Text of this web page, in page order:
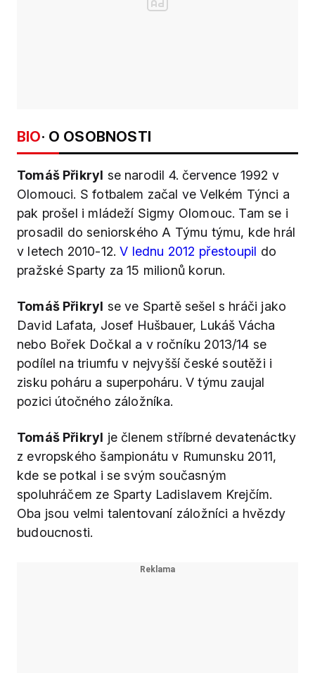
BIO· O OSOBNOSTI
Tomáš Přikryl se narodil 4. července 1992 v
Olomouci. S fotbalem začal ve Velkém Týnci a
pak prošel i mládeží Sigmy Olomouc. Tam se i
prosadil do seniorského A Týmu týmu, kde hrál
v letech 2010-12.V lednu 2012 přestoupil do
pražské Sparty za 15 milionů korun.
Tomáš Přikryl se ve Spartě sešel s hráči jako
David Lafata, Josef Hušbauer, Lukáš Vácha
nebo Bořek Dočkal a v ročníku 2013/14 se
podílel na triumfu v nejvyšší české soutěži i
zisku poháru a superpoháru. V týmu zaujal
pozici útočného záložníka.
Tomáš Přikryl je členem stříbrné devatenáctky
z evropského šampionátu v Rumunsku 2011,
kde se potkal i se svým současným
spoluhráčem ze Sparty Ladislavem Krejčím.
Oba jsou velmi talentovaní záložníci a hvězdy
budoucnosti.